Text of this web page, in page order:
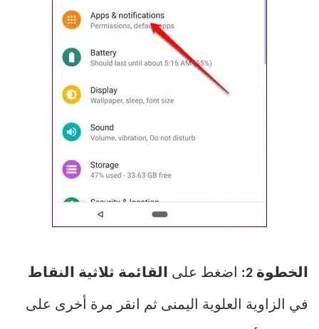
الخطوة 2: اضغط على القائمة ثلاثية النقاط
في الزاوية العلوية اليمنى ثم انقر مرة أخرى على